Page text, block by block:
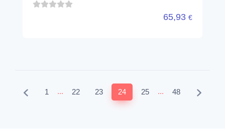
65,93 €
1 ... 22 23 24 25 ... 48